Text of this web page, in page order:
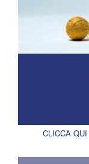
CLICCA